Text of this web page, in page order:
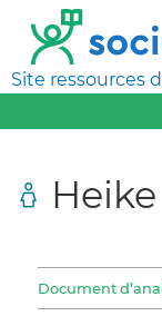
Site ressources
Document